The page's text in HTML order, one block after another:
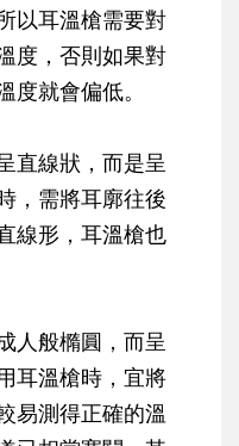
以耳溫槍需要對
度，否則如果對
就會偏低。
線狀，而是呈
，需將耳廓往後
線形，耳溫槍也
般橢圓，而呈
耳溫槍時，宜將
易測得正確的溫